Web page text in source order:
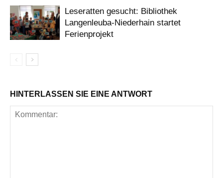
Leseratten gesucht: Bibliothek
Langenleuba-Niederhain startet
Ferienprojekt
HINTERLASSEN SIE EINE ANTWORT